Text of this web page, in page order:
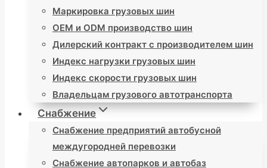
Маркировка грузовых шин
OEM и ODM производство шин
Дилерский контракт с производителем шин
Индекс нагрузки грузовых шин
Индекс скорости грузовых шин
Владельцам грузового автотранспорта
Снабжение
Снабжение предприятий автобусной
междугородней перевозки
Снабжение автопарков и автобаз